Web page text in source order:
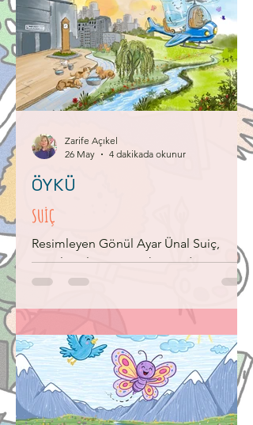
ressamlar, bir kutunun içindeki küçük
bir delikten geçen ışığın duvara ters
yansımasını kullanarak resim yaparlardı.
Yani aslında ilk 'makine' dev bir
kutuydu! ​Her şey, içine girilebilen dev
bir kutuyla başladı! Eski dönemlerde
açılan küçü
SUİÇ
Resimleyen Gönül Ayar Ünal Suiç,
“Devler Alışveriş Merkezi”nde yaşayan
bir su sebiliydi. Üçüncü kattaydı. Oyun
parkının köşesinde, pencere önünde
kelebek, çiçek, ağaç olan bir yer
değildi. Ama yine de minikler mutlu
olurdu orada. Suiç, bulunduğu
noktadan, oyuncaklardaki çocukların
gülümsemelerini görebildiği için şanslı
ÖYKÜ
Zarife Açıkel
26 May
4 dakikada okunur